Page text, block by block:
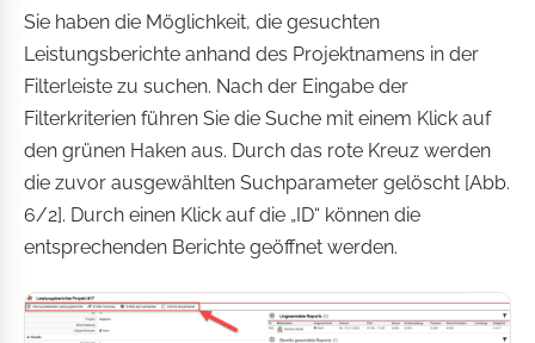
Sie haben die Möglichkeit, die gesuchten
Leistungsberichte anhand des Projektnamens in der
Filterleiste zu suchen. Nach der Eingabe der
Filterkriterien führen Sie die Suche mit einem Klick auf
den grünen Haken aus. Durch das rote Kreuz werden
die zuvor ausgewählten Suchparameter gelöscht [Abb.
6/2]. Durch einen Klick auf die „ID“ können die
entsprechenden Berichte geöffnet werden.